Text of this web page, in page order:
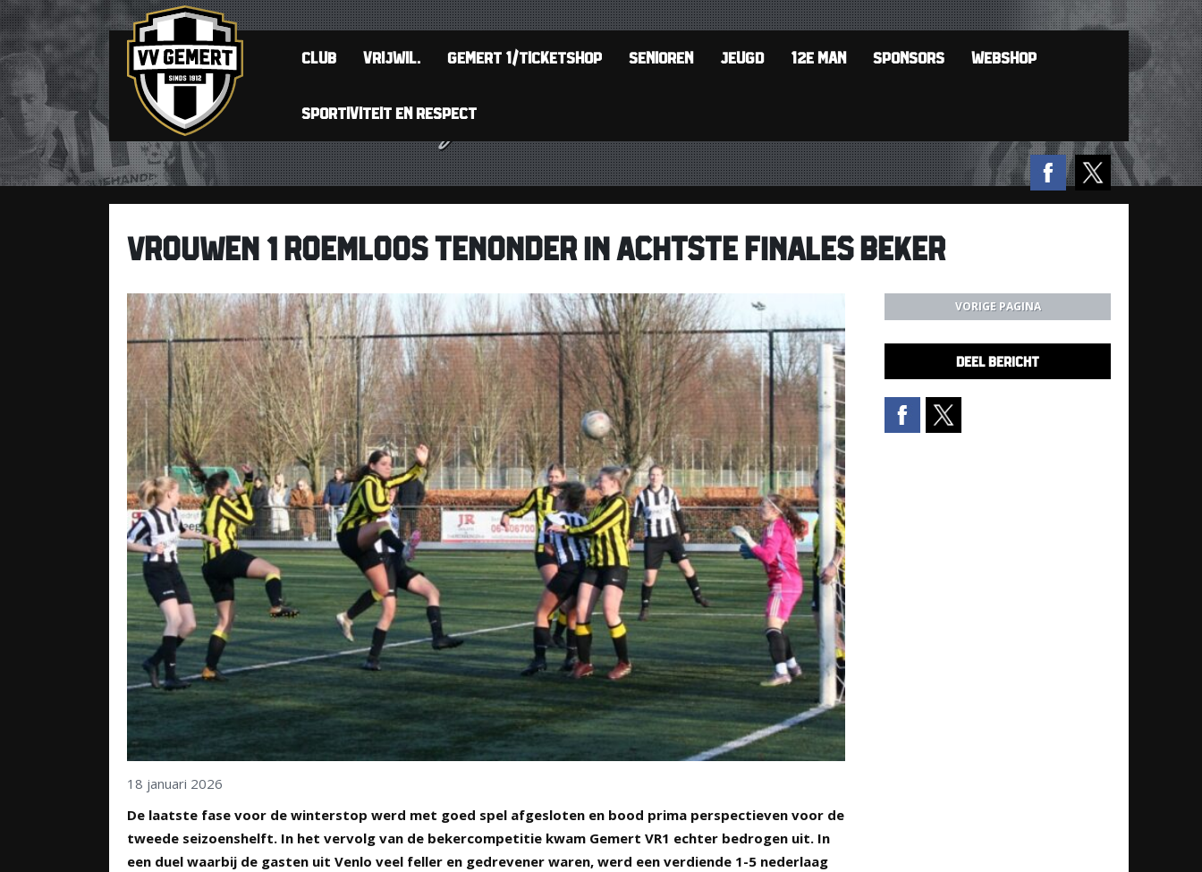
CLUB VRIJWIL. GEMERT 1/TICKETSHOP SENIOREN JEUGD 12E MAN SPONSORS WEBSHOP
SPORTIVITEIT EN RESPECT
VROUWEN 1 ROEMLOOS TENONDER IN ACHTSTE FINALES BEKER
18 januari 2026
De laatste fase voor de winterstop werd met goed spel afgesloten en bood prima perspectieven voor de
tweede seizoenshelft. In het vervolg van de bekercompetitie kwam Gemert VR1 echter bedrogen uit. In
een duel waarbij de gasten uit Venlo veel feller en gedrevener waren, werd een verdiende 1-5 nederlaag
VORIGE PAGINA
DEEL BERICHT